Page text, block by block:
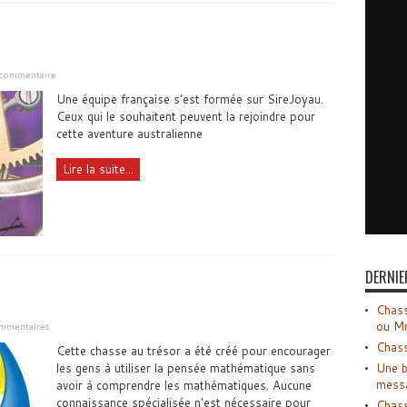
Une équipe française s'est formée sur SireJoyau.
Ceux qui le souhaitent peuvent la rejoindre pour
cette aventure australienne
Lire la suite...
Cette chasse au trésor a été créé pour encourager
les gens à utiliser la pensée mathématique sans
avoir à comprendre les mathématiques. Aucune
connaissance spécialisée n'est nécessaire pour
ou
Une